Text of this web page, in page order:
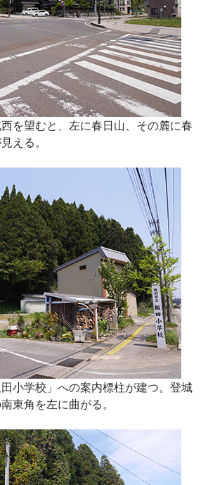
を望むと、左に春日山、その麓に春
える。
小学校」への案内標柱が建つ。登城
東角を左に曲がる。